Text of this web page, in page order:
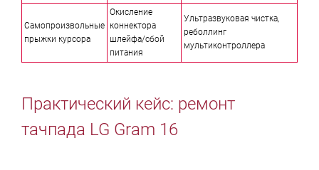
Самопроизвольные
прыжки курсора
Окисление
коннектора
шлейфа/сбой
питания
Ультразвуковая чистка,
реболлинг
мультиконтроллера
Практический кейс: ремонт
тачпада LG Gram 16